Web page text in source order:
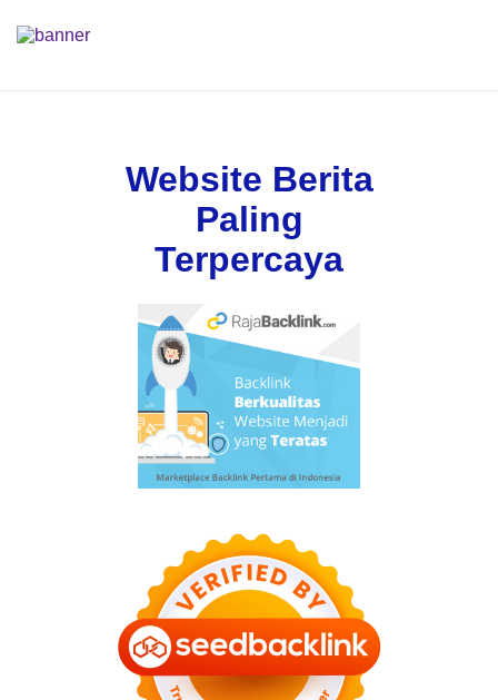
Website Berita
Paling
Terpercaya